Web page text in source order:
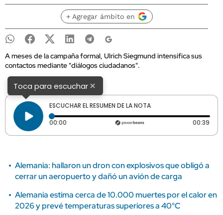
+ Agregar ámbito en
A meses de la campaña formal, Ulrich Siegmund intensifica sus
contactos mediante "diálogos ciudadanos".
Toca para escuchar×
ESCUCHAR EL RESUMEN DE LA NOTA
00:00 Tiempo transcurrido: 0 segundos 00:39
Alemania: hallaron un dron con explosivos que obligó a
cerrar un aeropuerto y dañó un avión de carga
Alemania estima cerca de 10.000 muertes por el calor en
2026 y prevé temperaturas superiores a 40°C